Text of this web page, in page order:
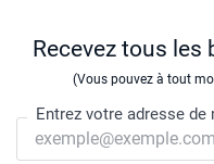
Recevez tous
(Vous pouvez à tout
Entrez votre adresse de